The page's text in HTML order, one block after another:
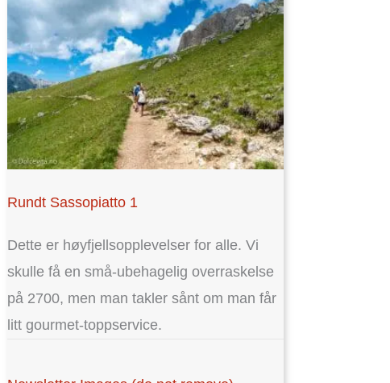
Rundt Sassopiatto 1
Dette er høyfjellsopplevelser for alle. Vi
skulle få en små-ubehagelig overraskelse
på 2700, men man takler sånt om man får
litt gourmet-toppservice.